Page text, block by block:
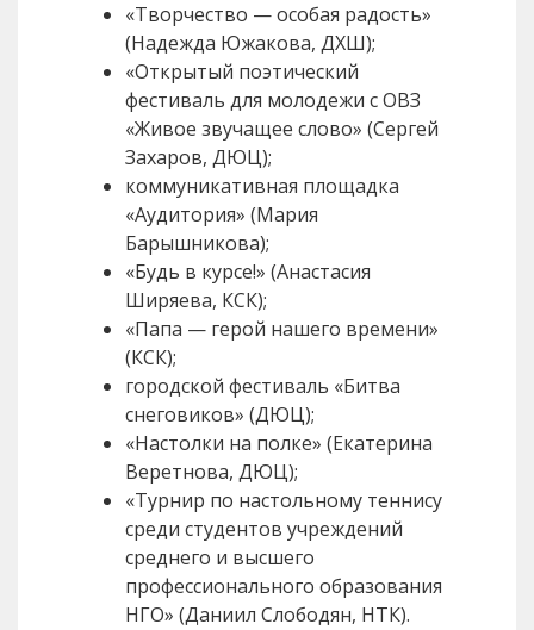
«Творчество — особая радость»
(Надежда Южакова, ДХШ);
«Открытый поэтический
фестиваль для молодежи с ОВЗ
«Живое звучащее слово» (Сергей
Захаров, ДЮЦ);
коммуникативная площадка
«Аудитория» (Мария
Барышникова);
«Будь в курсе!» (Анастасия
Ширяева, КСК);
«Папа — герой нашего времени»
(КСК);
городской фестиваль «Битва
снеговиков» (ДЮЦ);
«Настолки на полке» (Екатерина
Веретнова, ДЮЦ);
«Турнир по настольному теннису
среди студентов учреждений
среднего и высшего
профессионального образования
НГО» (Даниил Слободян, НТК).